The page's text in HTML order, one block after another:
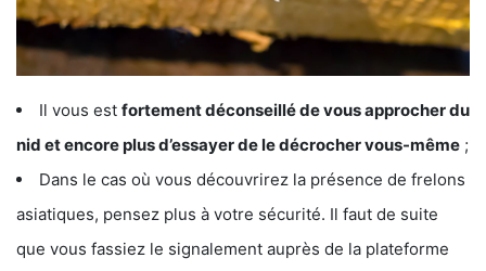
Il vous est fortement déconseillé de vous approcher du
nid et encore plus d’essayer de le décrocher vous-même ;
Dans le cas où vous découvrirez la présence de frelons
asiatiques, pensez plus à votre sécurité. Il faut de suite
que vous fassiez le signalement auprès de la plateforme